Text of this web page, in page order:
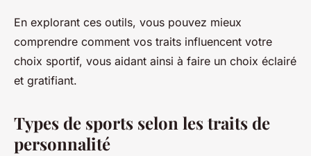
En explorant ces outils, vous pouvez mieux
comprendre comment vos traits influencent votre
choix sportif, vous aidant ainsi à faire un choix éclairé
et gratifiant.
Types de sports selon les traits de
personnalité